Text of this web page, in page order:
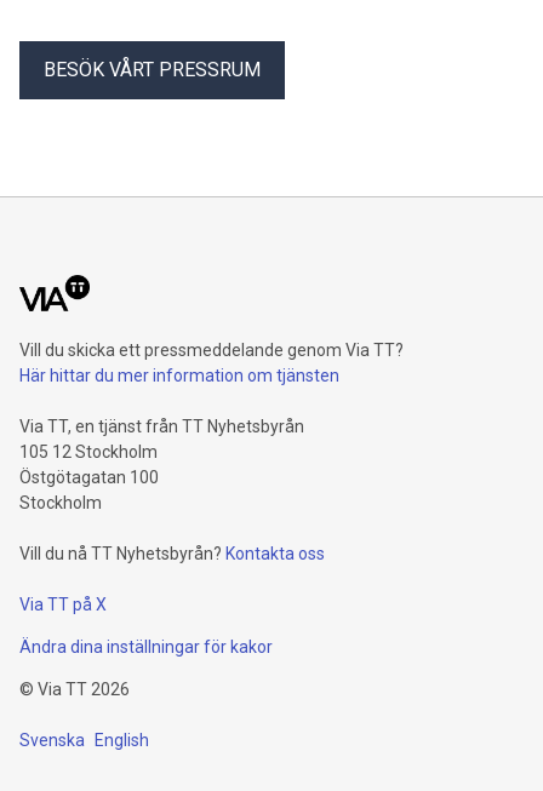
BESÖK VÅRT PRESSRUM
Vill du skicka ett pressmeddelande genom Via TT?
Här hittar du mer information om tjänsten
Via TT, en tjänst från TT Nyhetsbyrån
105 12 Stockholm
Östgötagatan 100
Stockholm
Vill du nå TT Nyhetsbyrån? Kontakta oss
Via TT på X
Ändra dina inställningar för kakor
© Via TT 2026
Svenska English